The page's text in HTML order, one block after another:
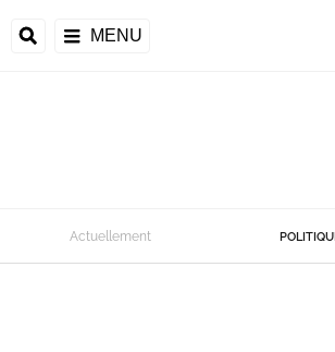
MENU
Actuellement